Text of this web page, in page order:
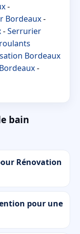
-
Bordeaux-
-Serrurier
Bordeaux
-
bain
Rénovation
pour une